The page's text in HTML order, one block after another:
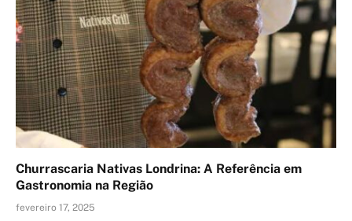
Churrascaria Nativas Londrina: A Referência em
Gastronomia na Região
fevereiro 17, 2025